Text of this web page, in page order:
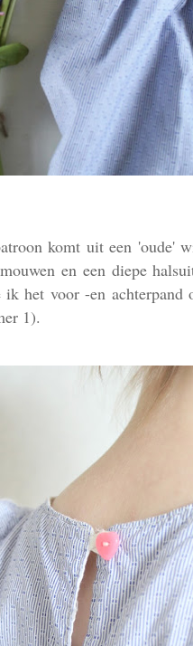
komt uit een 'oude'
en een diepe
ik het voor -en
1).